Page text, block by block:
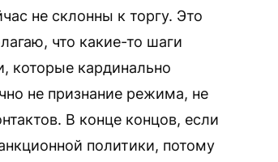
не склонны к торгу. Это
что какие-то шаги
которые кардинально
не признание режима, не
В конце концов, если
политики, потому